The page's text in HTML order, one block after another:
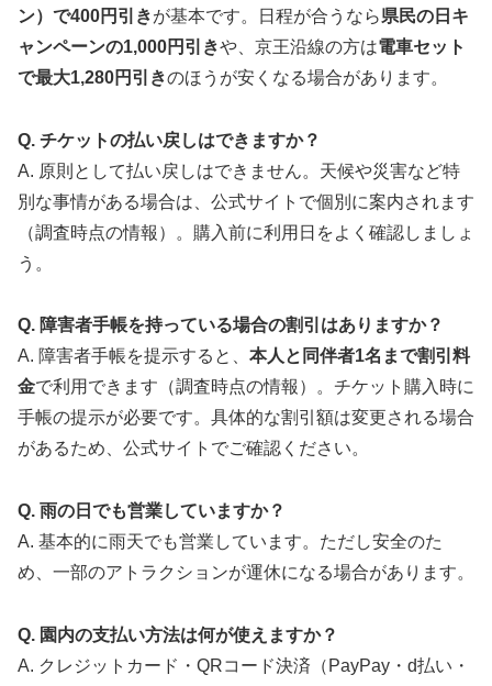
ン）で400円引きが基本です。日程が合うなら県民の日キ
ャンペーンの1,000円引きや、京王沿線の方は電車セット
で最大1,280円引きのほうが安くなる場合があります。
Q. チケットの払い戻しはできますか？
A. 原則として払い戻しはできません。天候や災害など特
別な事情がある場合は、公式サイトで個別に案内されます
（調査時点の情報）。購入前に利用日をよく確認しましょ
う。
Q. 障害者手帳を持っている場合の割引はありますか？
A. 障害者手帳を提示すると、 本人と同伴者1名まで割引料
金で利用できます（調査時点の情報）。チケット購入時に
手帳の提示が必要です。具体的な割引額は変更される場合
があるため、公式サイトでご確認ください。
Q. 雨の日でも営業していますか？
A. 基本的に雨天でも営業しています。ただし安全のた
め、一部のアトラクションが運休になる場合があります。
Q. 園内の支払い方法は何が使えますか？
A. クレジットカード・QRコード決済（PayPay・d払い・